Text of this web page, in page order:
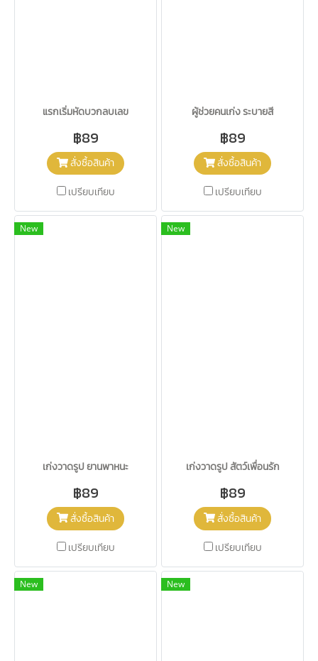
แรกเริ่มหัดบวกลบเลข
฿89
สั่งซื้อสินค้า
เปรียบเทียบ
ผู้ช่วยคนเก่ง ระบายสี
฿89
สั่งซื้อสินค้า
เปรียบเทียบ
New
เก่งวาดรูป ยานพาหนะ
฿89
สั่งซื้อสินค้า
เปรียบเทียบ
New
เก่งวาดรูป สัตว์เพื่อนรัก
฿89
สั่งซื้อสินค้า
เปรียบเทียบ
New New